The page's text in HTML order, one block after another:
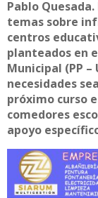
Pablo
temas sobre
centros
planteados en
Municipal (PP
necesidades
próximo curso
comedores
apoyo